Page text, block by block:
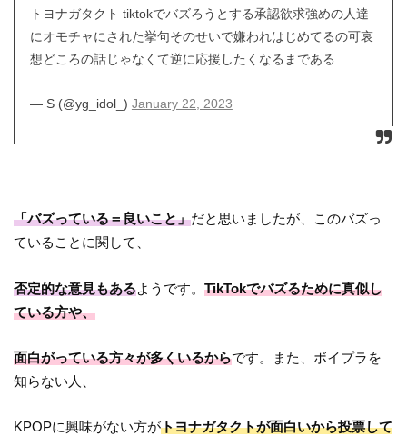
トヨナガタクト tiktokでバズろうとする承認欲求強めの人達
にオモチャにされた挙句そのせいで嫌われはじめてるの可哀
想どころの話じゃなくて逆に応援したくなるまである
— S (@yg_idol_) January 22, 2023
「バズっている＝良いこと」だと思いましたが、このバズっ
ていることに関して、
否定的な意見もあるようです。TikTokでバズるために真似し
ている方や、
面白がっている方々が多くいるからです。また、ボイプラを
知らない人、
KPOPに興味がない方がトヨナガタクトが面白いから投票して